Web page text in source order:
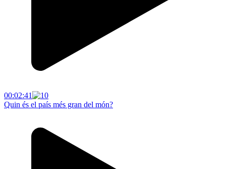
00:02:41
Quin és el país més gran del món?